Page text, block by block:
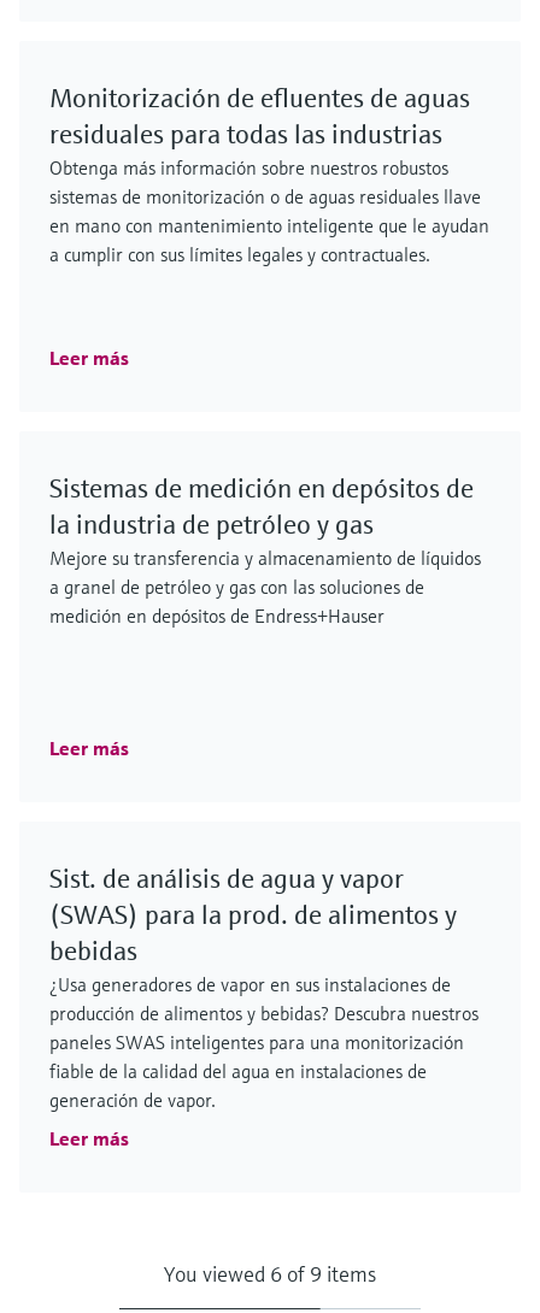
Monitorización de efluentes de aguas
residuales para todas las industrias
Obtenga más información sobre nuestros robustos
sistemas de monitorización o de aguas residuales llave
en mano con mantenimiento inteligente que le ayudan
a cumplir con sus límites legales y contractuales.
Leer más
Sistemas de medición en depósitos de
la industria de petróleo y gas
Mejore su transferencia y almacenamiento de líquidos
a granel de petróleo y gas con las soluciones de
medición en depósitos de Endress+Hauser
Leer más
Sist. de análisis de agua y vapor
(SWAS) para la prod. de alimentos y
bebidas
¿Usa generadores de vapor en sus instalaciones de
producción de alimentos y bebidas? Descubra nuestros
paneles SWAS inteligentes para una monitorización
fiable de la calidad del agua en instalaciones de
generación de vapor.
Leer más
You viewed 6 of 9 items